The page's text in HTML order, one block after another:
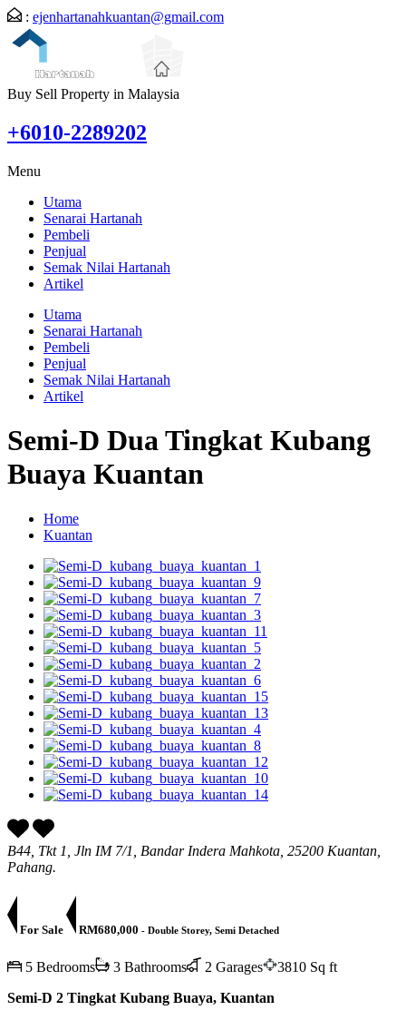
: ejenhartanahkuantan@gmail.com
Buy Sell Property in Malaysia
+6010-2289202
Menu
Utama
Senarai Hartanah
Pembeli
Penjual
Semak Nilai Hartanah
Artikel
Utama
Senarai Hartanah
Pembeli
Penjual
Semak Nilai Hartanah
Artikel
Semi-D Dua Tingkat Kubang
Buaya Kuantan
Home
Kuantan
B44, Tkt 1, Jln IM 7/1, Bandar Indera Mahkota, 25200 Kuantan,
Pahang.
For Sale RM680,000 - Double Storey, Semi Detached
5 Bedrooms 3 Bathrooms 2 Garages
3810 Sq ft
Semi-D 2 Tingkat Kubang Buaya, Kuantan